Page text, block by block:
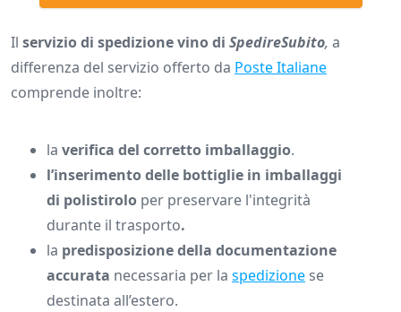
Il servizio di spedizione vino di SpedireSubito, a
differenza del servizio offerto da Poste Italiane
comprende inoltre:
la verifica del corretto imballaggio.
l’inserimento delle bottiglie in imballaggi
di polistirolo per preservare l'integrità
durante il trasporto.
la predisposizione della documentazione
accurata necessaria per la spedizione se
destinata all’estero.